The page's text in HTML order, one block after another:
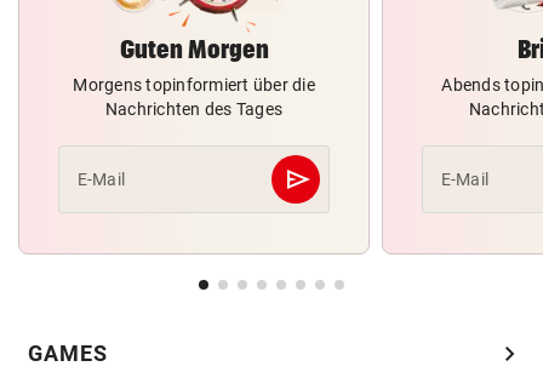
Guten Morgen
Morgens topinformiert über die
Nachrichten des Tages
E-Mail send
Abschicken
Abends
E-Mail
GAMES chevron_right